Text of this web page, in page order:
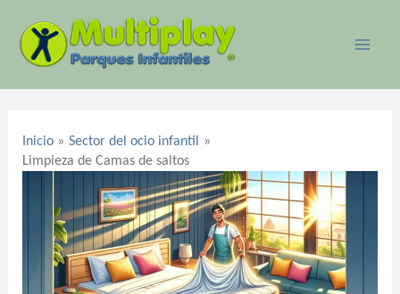
contenido
Inicio
Sector del ocio infantil
Limpieza de Camas de saltos
entradas